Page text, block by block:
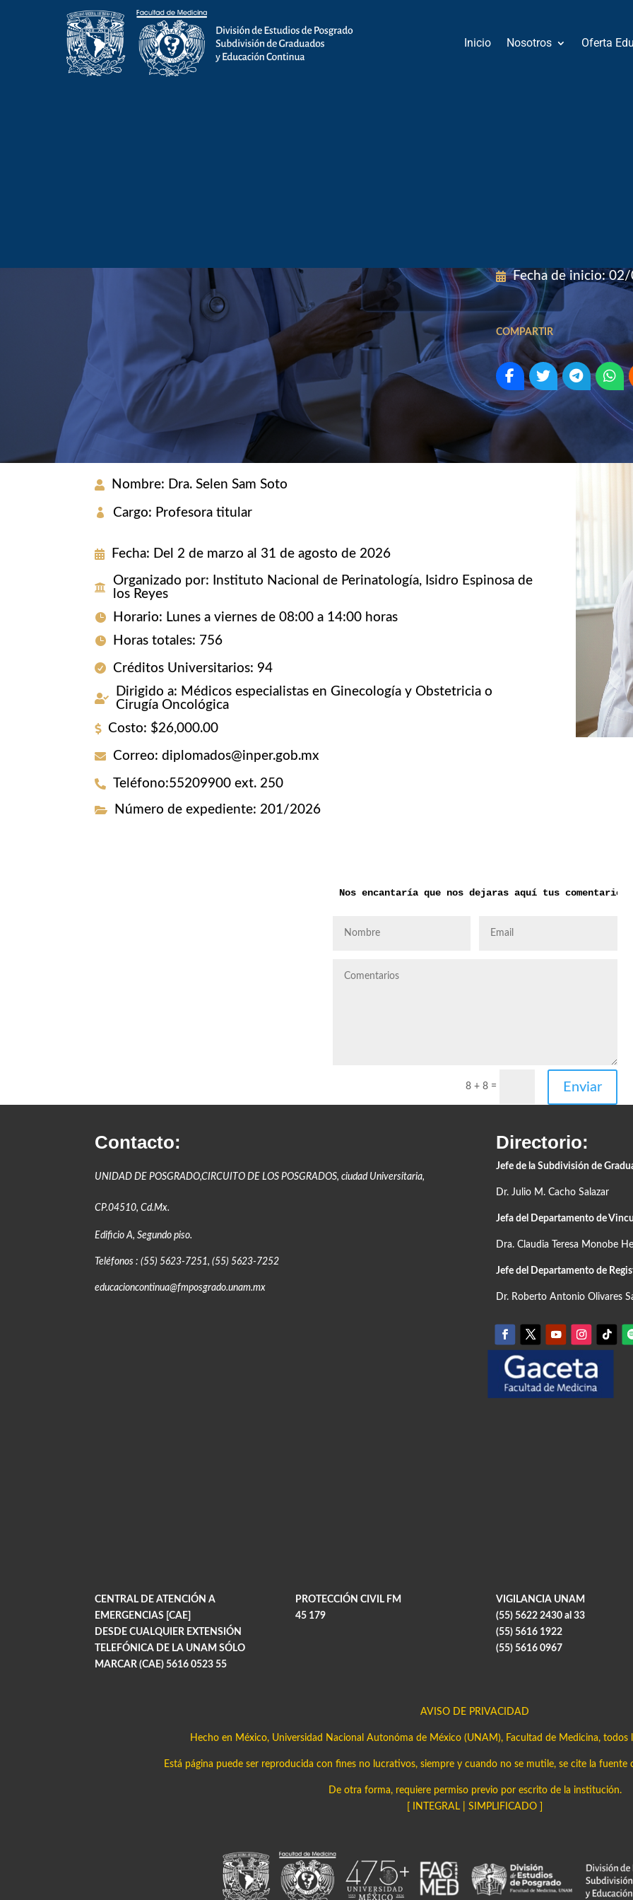
Inicio Nosotros Oferta
Fecha de inicio:02/
COMPARTIR
Nombre: Dra. Selen Sam Soto
Cargo: Profesora titular
Fecha: Del 2 de marzo al 31 de agosto de 2026
Organizado por:
Instituto Nacional de Perinatología, Isidro Espinosa de
los Reyes
Horario: Lunes a viernes de 08:00 a 14:00 horas
Horas totales: 756
Créditos Universitarios: 94
Dirigido a: Médicos especialistas en Ginecología y Obstetricia o
Cirugía Oncológica
Costo: $26,000.00
Correo:diplomados@inper.gob.mx
Teléfono:55209900 ext. 250
Número de expediente: 201/2026
Nos encantaría que nos dejaras aquí tus comentarios.
8 + 8= Enviar
Contacto:
UNIDAD DE POSGRADO,CIRCUITO DE LOS POSGRADOS,ciudad Universitaria,
CP.04510, Cd.Mx.
Edificio A, Segundo piso.
Teléfonos : (55) 5623-7251, (55) 5623-7252
educacioncontinua@fmposgrado.unam.mx
Directorio:
Jefe de la Subdivisión de
Dr. Julio M. Cacho Salazar
Jefa del Departamento de
Dra. Claudia Teresa Monobe
Jefe del Departamento de
Dr. Roberto Antonio Olivares
CENTRAL DE ATENCIÓN A
EMERGENCIAS [CAE]
DESDE CUALQUIER EXTENSIÓN
TELEFÓNICA DE LA UNAM SÓLO
MARCAR (CAE) 5616 0523 55
PROTECCIÓN CIVIL FM
45 179
VIGILANCIA UNAM
(55) 5622 2430 al 33
(55) 5616 1922
(55) 5616 0967
AVISO DE PRIVACIDAD
Hecho en México, Universidad Nacional Autonóma de México (UNAM), Facultad de Medicina, todos
Está página puede ser reproducida con fines no lucrativos, siempre y cuando no se mutile, se cite la
De otra forma, requiere permiso previo por escrito de la institución.
INTEGRAL SIMPLIFICADO